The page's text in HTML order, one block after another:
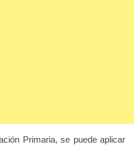
Primaria, se puede aplicar